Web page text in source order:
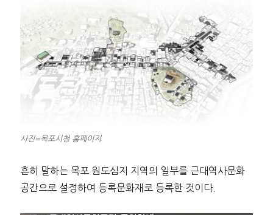
사진=목포시청 홈페이지
흔히 말하는 목포 원도심지 지역의 일부를 근대역사문화
공간으로 설정하여 등록문화재로 등록한 것이다.